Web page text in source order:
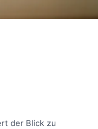
der Blick zu